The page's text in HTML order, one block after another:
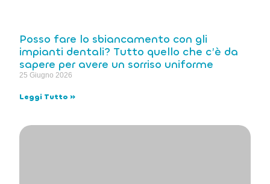
Posso fare lo sbiancamento con gli
impianti dentali? Tutto quello che c’è da
sapere per avere un sorriso uniforme
25 Giugno 2026
Leggi Tutto »